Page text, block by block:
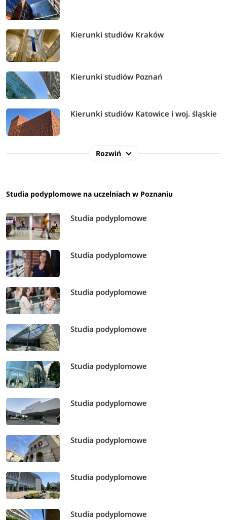
Kierunki studiów Kraków
Kierunki studiów Poznań
Kierunki studiów Katowice i woj. śląskie
Rozwiń
Studia podyplomowe na uczelniach w Poznaniu
Studia podyplomowe
Studia podyplomowe
Studia podyplomowe
Studia podyplomowe
Studia podyplomowe
Studia podyplomowe
Studia podyplomowe
Studia podyplomowe
Studia podyplomowe